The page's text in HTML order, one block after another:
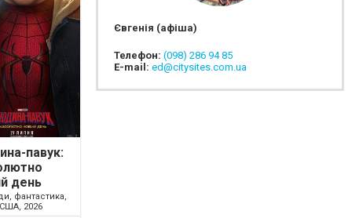
павук:
день
фантастика,
2026
Євгенія (афіша)
Телефон: (098) 286 94 85
E-mail: ed@citysites.com.ua